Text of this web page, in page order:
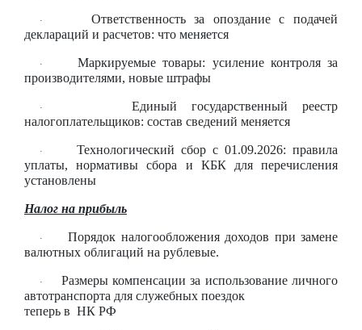
·
Ответственность за опоздание с подачей
деклараций и расчетов: что меняется
·
Маркируемые товары: усиление контроля за
производителями, новые штрафы
·
Единый государственный реестр
налогоплательщиков: состав сведений меняется
·
Технологический сбор с 01.09.2026: правила
уплаты, нормативы сбора и КБК для перечисления
установлены
Налог на прибыль
·
Порядок налогообложения доходов при замене
валютных облигаций на рублевые.
·
Размеры компенсации за использование личного
автотранспорта для служебных поездок
теперь в НК РФ